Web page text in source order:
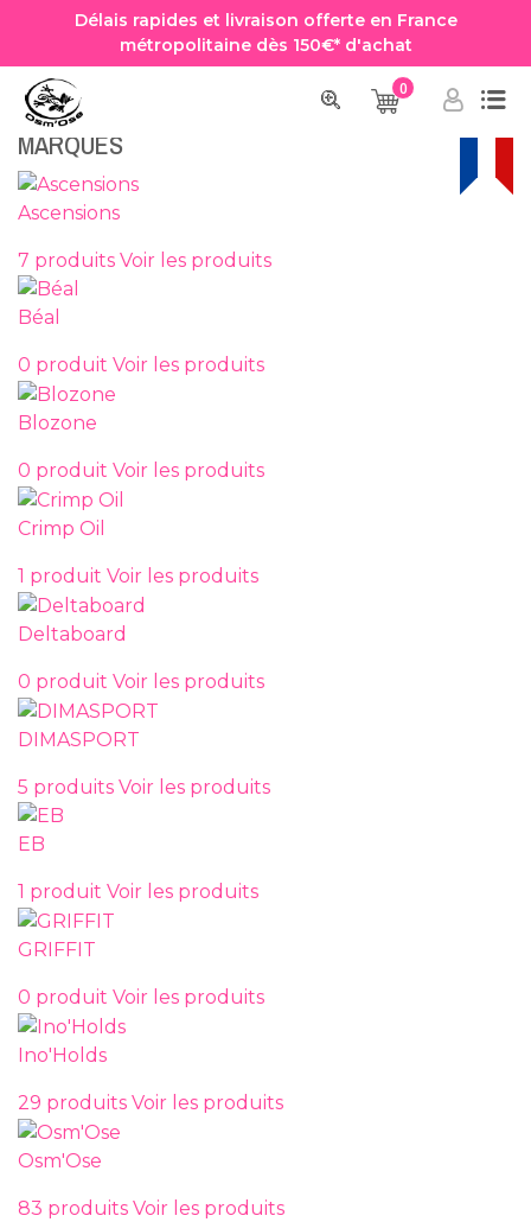
Délais rapides et livraison offerte en France
métropolitaine dès 150€* d'achat
0
Accueil MARQUES
MARQUES
Ascensions
7 produits Voir les produits
Béal
0 produit Voir les produits
Blozone
0 produit Voir les produits
Crimp Oil
1 produit Voir les produits
Deltaboard
0 produit Voir les produits
DIMASPORT
5 produits Voir les produits
EB
1 produit Voir les produits
GRIFFIT
0 produit Voir les produits
Ino'Holds
29 produits Voir les produits
Osm'Ose
83 produits Voir les produits